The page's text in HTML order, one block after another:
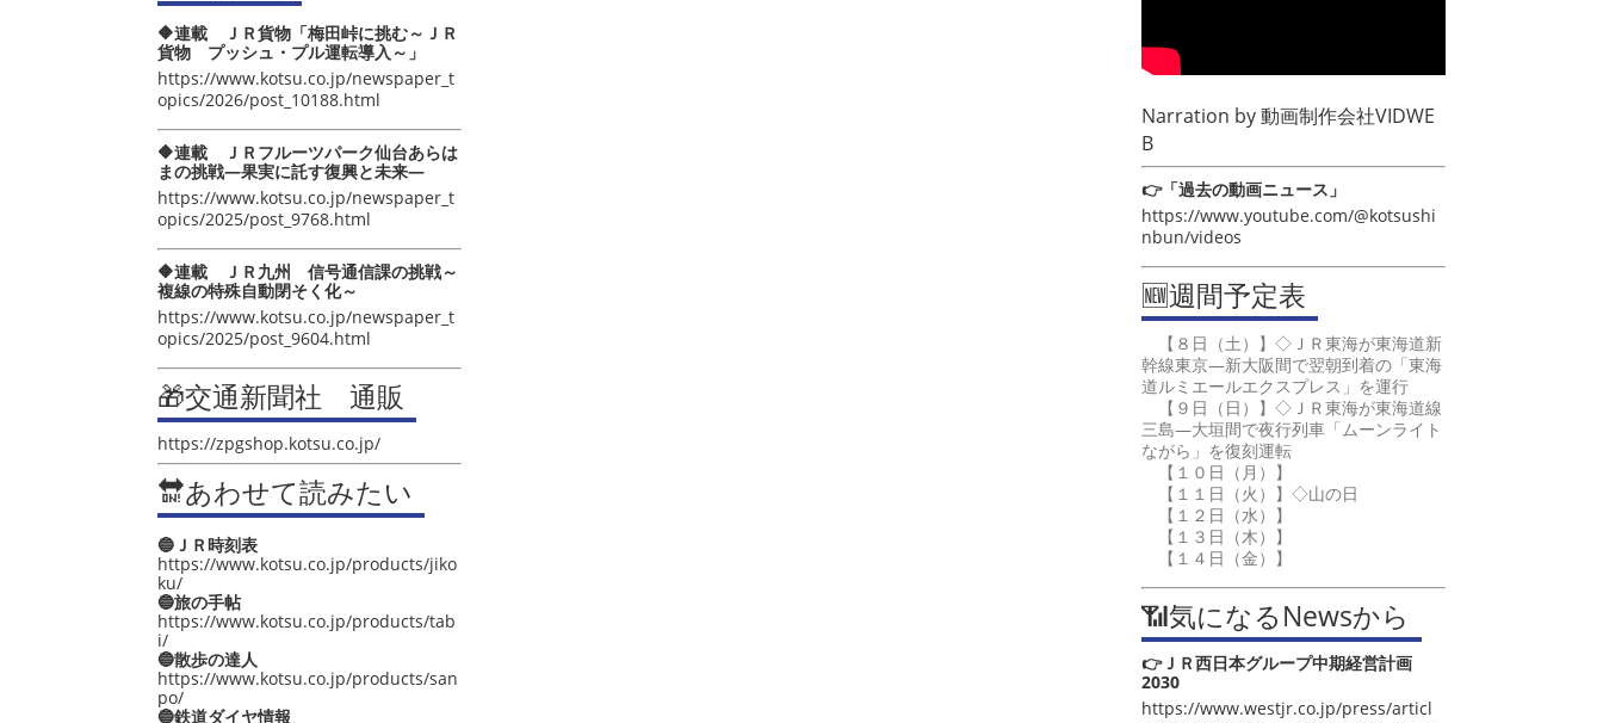
🔶連載 ＪＲ貨物「梅田峠に挑む～ＪＲ
貨物 プッシュ・プル運転導入～」
https://www.kotsu.co.jp/newspaper_t
opics/2026/post_10188.html
🔶連載 ＪＲフルーツパーク仙台あらは
まの挑戦―果実に託す復興と未来―
https://www.kotsu.co.jp/newspaper_t
opics/2025/post_9768.html
🔶連載 ＪＲ九州 信号通信課の挑戦～
複線の特殊自動閉そく化～
https://www.kotsu.co.jp/newspaper_t
opics/2025/post_9604.html
🎁交通新聞社 通販
https://zpgshop.kotsu.co.jp/
🔛あわせて読みたい
🔵ＪＲ時刻表
https://www.kotsu.co.jp/products/jiko
ku/
🔵旅の手帖
https://www.kotsu.co.jp/products/tab
i/
🔵散歩の達人
https://www.kotsu.co.jp/products/san
po/
🔵鉄道ダイヤ情報
Narration by動画制作会社VIDWE
B
👉「過去の動画ニュース」
https://www.youtube.com/@kotsushi
nbun/videos
🆕週間予定表
【８日（土）】◇ＪＲ東海が東海道新
幹線東京―新大阪間で翌朝到着の「東海
道ルミエールエクスプレス」を運行
【９日（日）】◇ＪＲ東海が東海道線
三島―大垣間で夜行列車「ムーンライト
ながら」を復刻運転
【１０日（月）】
【１１日（火）】◇山の日
【１２日（水）】
【１３日（木）】
【１４日（金）】
📶気になるNewsから
👉ＪＲ西日本グループ中期経営計画
2030
https://www.westjr.co.jp/press/articl